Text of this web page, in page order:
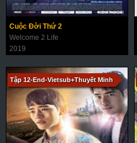
Cuộc Đời Thứ 2
Welcome 2 Life
2019
Tập 12-End-Vietsub+Thuyết Minh